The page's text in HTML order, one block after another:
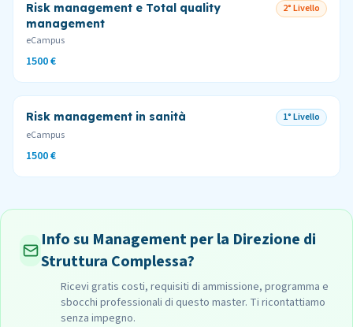
Risk management e Total quality
management
2° Livello
eCampus
1500 €
Risk management in sanità
1° Livello
eCampus
1500 €
Info su Management per la Direzione di
Struttura Complessa?
Ricevi gratis costi, requisiti di ammissione, programma e
sbocchi professionali di questo master. Ti ricontattiamo
senza impegno.